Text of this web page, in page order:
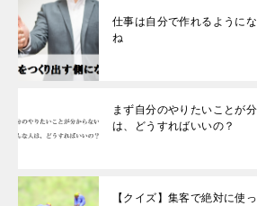
仕事は自分で作れるように
ね
まず自分のやりたいことが
は、どうすればいいの？
【クイズ】集客で絶対に使